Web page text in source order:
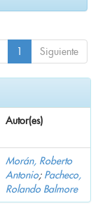
1 Siguiente
Autor(es)
Morán, Roberto
Antonio; Pacheco,
Rolando Balmore